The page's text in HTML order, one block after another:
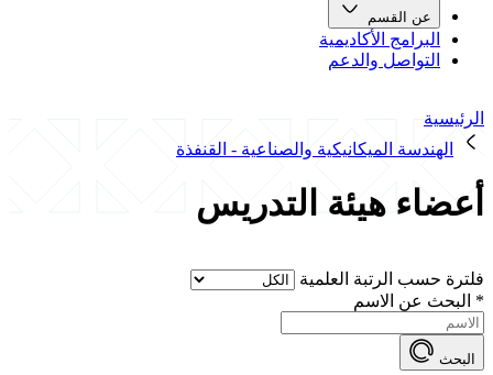
عن القسم
البرامج الأكاديمية
التواصل والدعم
الرئيسية
الهندسة الميكانيكية والصناعية - القنفذة
أعضاء هيئة التدريس
فلترة حسب الرتبة العلمية
* البحث عن الاسم
البحث